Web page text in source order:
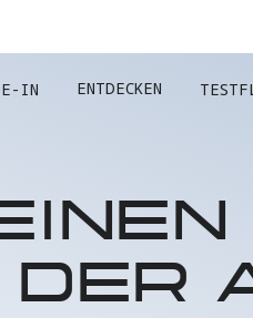
MEHR ERFAHREN
IN ENTDECKEN